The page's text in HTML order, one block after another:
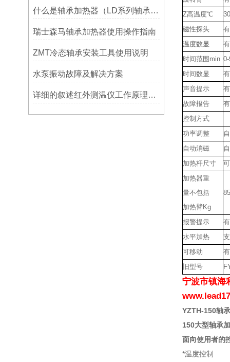
什么是轴承加热器（LD系列轴承加热器）-宁波利德仪器
瑞士森马轴承加热器使用操作指南
ZMT冷态轴承安装工具使用说明
水泵振动故障及解决方案
详细的叙述红外测温仪工作原理及应用
Z高温度℃
磁性探头
有
温度数显
有
时间范围 min
时间数显
有
声音提示
有
故障报告
有
控制方式
功率调整
自动消磁
加热杆尺寸
加热器重
量不包括
加热臂Kg
85
报警提示
有
水平加热
可移动
有
旧型号
宁波市镇海
YZTH-150轴
150大型轴承
面向使用者的
*温度控制